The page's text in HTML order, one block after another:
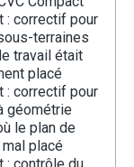
: correctif pour
terraines
travail était
placé
: correctif pour
géométrie
le plan de
placé